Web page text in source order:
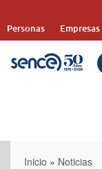
contenido
Personas Empresas
Inicio » Noticias